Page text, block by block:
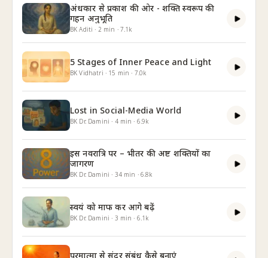
अंधकार से प्रकाश की ओर - शक्ति स्वरूप की
गहन अनुभूति
BK Aditi · 2 min · 7.1k
5 Stages of Inner Peace and Light
BK Vidhatri · 15 min · 7.0k
Lost in Social-Media World
BK Dr. Damini · 4min · 6.9k
इस नवरात्रि पर – भीतर की अष्ट शक्तियों का
जागरण
BK Dr. Damini · 34min · 6.8k
स्वयं को माफ कर आगे बढ़ें
BK Dr. Damini · 3 min · 6.1k
परमात्मा से सुंदर संबंध कैसे बनाएं